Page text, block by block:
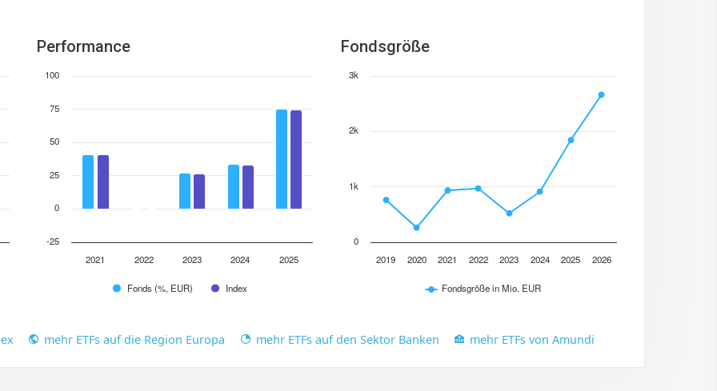
Performance
Fonds (%, EUR) Index
2021 2022 2023 2024 2025
-25
0
25
50
75
100
Fondsgröße
Fondsgröße in Mio. EUR
2019 2020 2021 2022 2023 2024 2025 2026
0
1k
2k
3k
mehr ETFs auf die Region Europa mehr ETFs auf den Sektor Banken mehr ETFs von Amundi